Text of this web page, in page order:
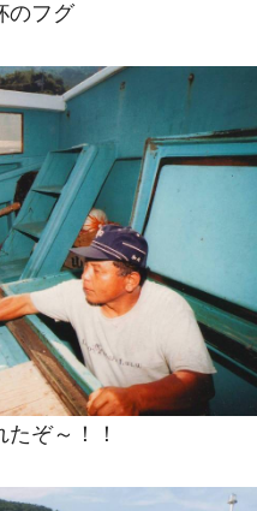
のフグ
ぞ～！！